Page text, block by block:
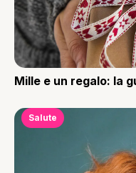
Mille e un regalo: la
Salute